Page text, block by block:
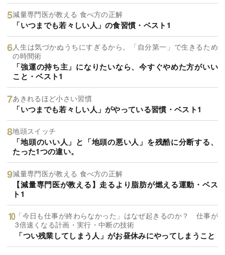
減量専門医が教える 食べ方の正解
「いつまでも若々しい人」の食習慣・ベスト1
人生は気づかぬうちにすぎるから。「自分第一」で生きるため
の時間術
「強運の持ち主」になりたいなら、今すぐやめた方がいい
こと・ベスト1
あきれるほど小さい習慣
「いつまでも若々しい人」がやっている習慣・ベスト1
地頭スイッチ
「地頭のいい人」と「地頭の悪い人」を残酷に分断する、
たった1つの違い。
減量専門医が教える 食べ方の正解
【減量専門医が教える】走るより脂肪が燃える運動・ベス
ト1
「今日も仕事が終わらなかった」はなぜ起きるのか？ 仕事が
3倍速くなる計画・実行・中断の技術
「つい残業してしまう人」がお昼休みにやってしまうこと